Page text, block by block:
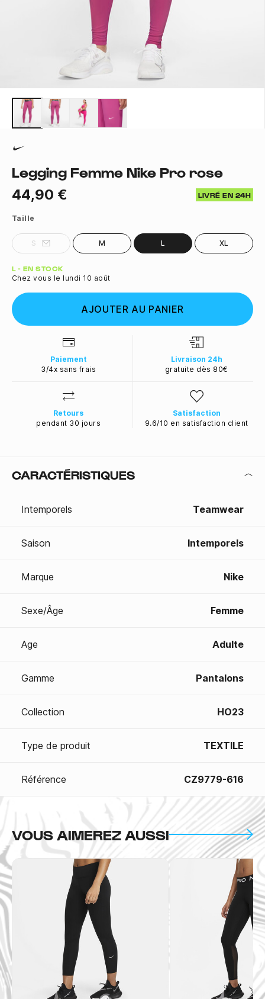
Legging Femme Nike Pro rose
44,90 € LIVRÉ EN 24H
Taille
S M L XL
Quantité
L - EN STOCK
Chez vous le lundi 10 août
AJOUTER AU PANIER
Paiement
3/4x sans frais
Livraison 24h
gratuite dès 80€
Retours
pendant 30 jours
Satisfaction
9.6/10 en satisfaction client
CARACTÉRISTIQUES
Intemporels Teamwear
Saison Intemporels
Marque Nike
Sexe/Âge Femme
Age Adulte
Gamme Pantalons
Collection HO23
Type de produit TEXTILE
Référence CZ9779-616
VOUS AIMEREZ AUSSI